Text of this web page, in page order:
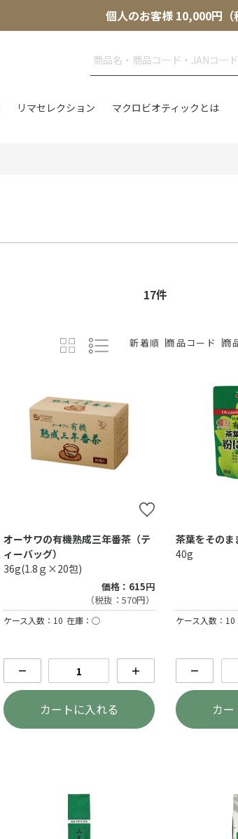
個人のお客様 10,000円（
リマセレクション マクロビオティックとは
新着順 商品コード 商
17件
オーサワの有機熟成三年番茶（テ
ィーバッグ）
36g(1.8ｇ×20包)
価格：615円
（税抜：570円）
ケース入数：10 在庫：○
－ ＋
カートに入れる
茶葉をそのま
40g
ケース入数：10
－
カ